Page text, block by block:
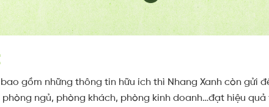
gồm những thông tin hữu ích thì Nhang Xanh còn gửi
ngủ, phòng khách, phòng kinh doanh…đạt hiệu